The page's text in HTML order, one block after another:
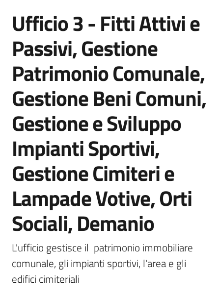
Vibo
Valentia
A
l
b
o
p
r
e
t
o
o
Tutti
gli
argomenti...
Salta al contenuto
Ufficio 3 - Fitti Attivi e
Passivi, Gestione
Patrimonio Comunale,
Gestione Beni Comuni,
Gestione e Sviluppo
Impianti Sportivi,
Gestione Cimiteri e
Lampade Votive, Orti
Sociali, Demanio
L'ufficio gestisce il  patrimonio immobiliare
comunale, gli impianti sportivi, l'area e gli
edifici cimiteriali